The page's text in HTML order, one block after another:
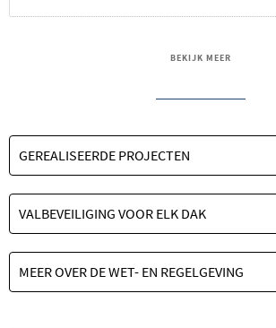
BEKIJK MEER
GEREALISEERDE PROJECTEN
VALBEVEILIGING VOOR ELK DAK
MEER OVER DE WET- EN REGELGEVING